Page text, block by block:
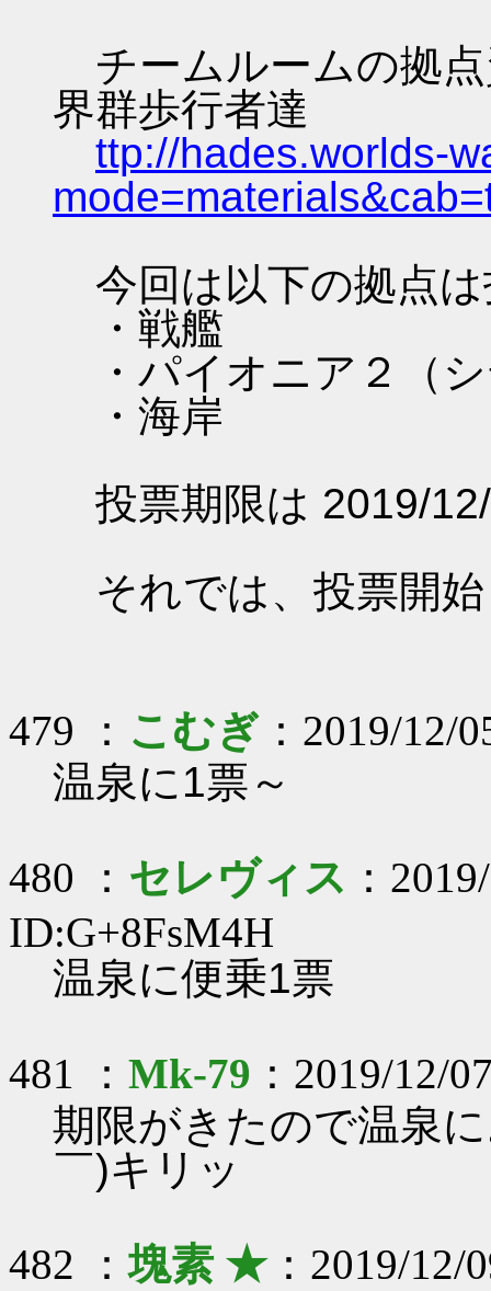
チームルームの拠
界群歩行者達
ttp://hades.worlds-
今回は以下の拠点
・戦艦
・パイオニア２（
・海岸
投票期限は 2019/
それでは、投票開
479 ： こむぎ ：2019/12/
温泉に1票～
480 ： セレヴィス ：
ID:G+8FsM4H
温泉に便乗1票
481 ： Mk-79 ：2019/12/
期限がきたので温泉
￣)キリッ
482 ：塊素 ★：2019/12/